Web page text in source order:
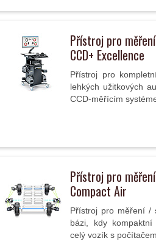
Přístroj pro
CCD+ Excellence
Přístroj pro
lehkých užitkových
CCD-měřícím
Přístroj pro
Compact Air
Přístroj pro měření /
bázi, kdy kompaktní
celý vozík s počítačem.